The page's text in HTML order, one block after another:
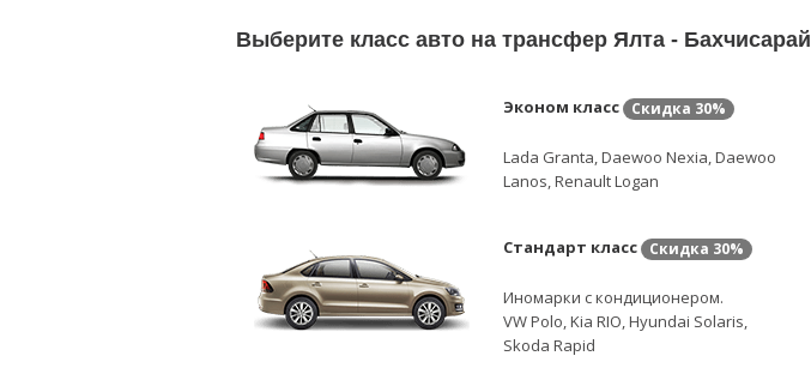
Выберите класс авто на трансфер Ялта - Бахчисарай
Эконом класс Скидка 30%
Lada Granta, Daewoo Nexia, Daewoo
Lanos, Renault Logan
Стандарт класс Скидка 30%
Иномарки с кондиционером.
VW Polo, Kia RIO, Hyundai Solaris,
Skoda Rapid